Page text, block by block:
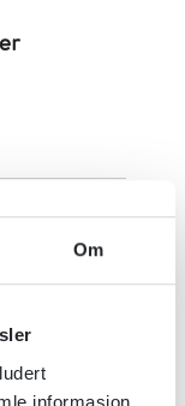
Om
informasjon